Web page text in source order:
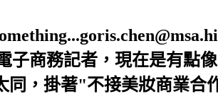
子商務記者，現在是有點
，掛著"不接美妝商業合